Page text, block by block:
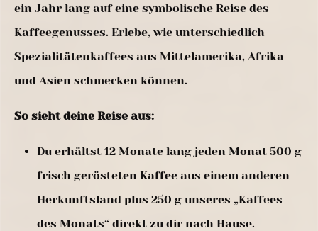
ein Jahr lang auf eine symbolische Reise des
Kaffeegenusses. Erlebe, wie unterschiedlich
Spezialitätenkaffees aus Mittelamerika, Afrika
und Asien schmecken können.
So sieht deine Reise aus:
Du erhältst 12 Monate lang jeden Monat 500 g
frisch gerösteten Kaffee aus einem anderen
Herkunftsland plus 250 g unseres „Kaffees
des Monats“ direkt zu dir nach Hause.